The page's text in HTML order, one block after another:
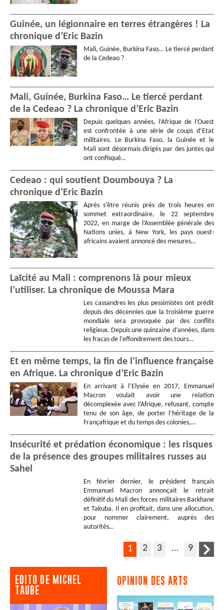
Guinée, un légionnaire en terres étrangères ! La
chronique d’Eric Bazin
Mali, Guinée, Burkina Faso… Le tiercé perdant
de la Cedeao ?
Mali, Guinée, Burkina Faso… Le tiercé perdant
de la Cedeao ? La chronique d’Eric Bazin
Depuis quelques années, l’Afrique de l’Ouest
est confrontée à une série de coups d’Etat
militaires. Le Burkina Faso, la Guinée et le
Mali sont désormais dirigés par des juntes qui
ont confisqué…
Cedeao : qui soutient Doumbouya ? La
chronique d’Eric Bazin
Après s’être réunis près de trois heures en
sommet extraordinaire, le 22 septembre
2022, en marge de l’Assemblée générale des
Nations unies, à New York, les pays ouest-
africains avaient annoncé des mesures…
Laïcité au Mali : comprenons là pour mieux
l’utiliser. La chronique de Moussa Mara
Les cassandres les plus pessimistes ont prédit
depuis des décennies que la troisième guerre
mondiale sera provoquée par des conflits
religieux. Depuis une quinzaine d’années, dans
les fracas de l’effondrement des tours…
Et en même temps, la fin de l’influence française
en Afrique. La chronique d’Eric Bazin
En arrivant à l’Elysée en 2017, Emmanuel
Macron voulait avoir une relation
décomplexée avec l’Afrique, refusant, compte
tenu de son âge, de porter l’héritage de la
Françafrique et du temps des colonies,…
Insécurité et prédation économique : les risques
de la présence des groupes militaires russes au
Sahel
En février dernier, le président français
Emmanuel Macron annonçait le retrait
définitif du Mali des forces militaires Barkhane
et Takuba. Il en profitait, dans une allocution,
pour nommer clairement, auprès des
autorités…
1 2 3 … 9
EDITO DE MICHEL
TAUBE
OPINION DES ARTS